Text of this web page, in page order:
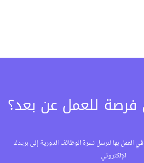
للعمل عن بعد؟
بها لنرسل نشرة الوظائف الدورية إلى بريدك
الإلكتروني